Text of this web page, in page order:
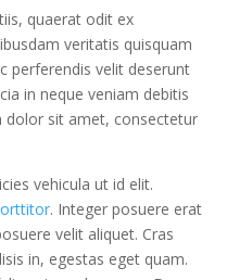
quaerat odit ex
veritatis quisquam
perferendis velit deserunt
in neque veniam debitis
dolor sit amet, consectetur
vehicula ut id elit.
. Integer posuere erat
velit aliquet. Cras
in, egestas eget quam.